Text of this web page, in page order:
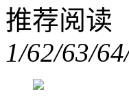
推荐阅读
1/62/63/6